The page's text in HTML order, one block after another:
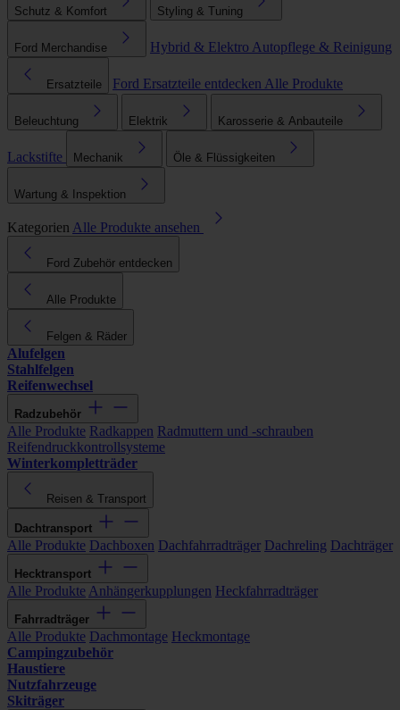
Schutz & Komfort Styling & Tuning
Ford Merchandise Hybrid & Elektro Autopflege & Reinigung
Ersatzteile Ford Ersatzteile entdecken Alle Produkte
Beleuchtung Elektrik Karosserie & Anbauteile
Lackstifte Mechanik Öle & Flüssigkeiten
Wartung & Inspektion
Kategorien Alle Produkte ansehen
Ford Zubehör entdecken
Alle Produkte
Felgen & Räder
Alufelgen
Stahlfelgen
Reifenwechsel
Radzubehör
Alle Produkte Radkappen Radmuttern und -schrauben
Reifendruckkontrollsysteme
Winterkompletträder
Reisen & Transport
Dachtransport
Alle Produkte Dachboxen Dachfahrradträger Dachreling Dachträger
Hecktransport
Alle Produkte Anhängerkupplungen Heckfahrradträger
Fahrradträger
Alle Produkte Dachmontage Heckmontage
Campingzubehör
Haustiere
Nutzfahrzeuge
Skiträger